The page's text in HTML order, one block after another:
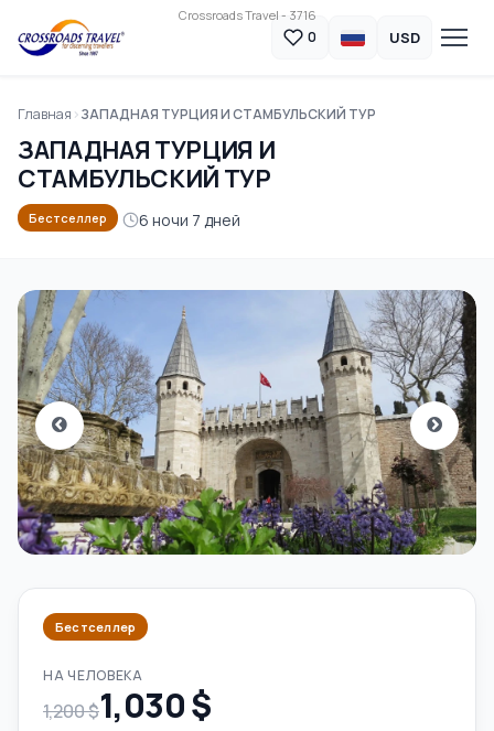
Crossroads Travel - 3716
0 USD
Главная ЗАПАДНАЯ ТУРЦИЯ И СТАМБУЛЬСКИЙ ТУР
ЗАПАДНАЯ ТУРЦИЯ И
СТАМБУЛЬСКИЙ ТУР
Бестселлер 6 ночи 7 дней
Бестселлер
НА ЧЕЛОВЕКА
1,200 $1,030 $